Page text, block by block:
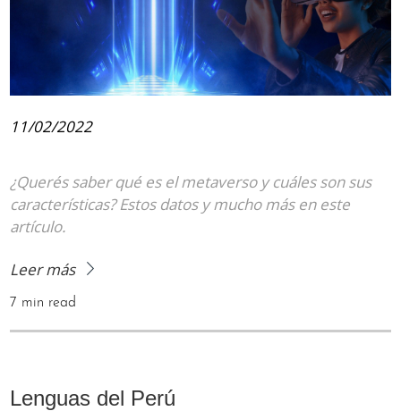
11/02/2022
¿Querés saber qué es el metaverso y cuáles son sus
características? Estos datos y mucho más en este
artículo.
Leer más
7 min read
Lenguas del Perú